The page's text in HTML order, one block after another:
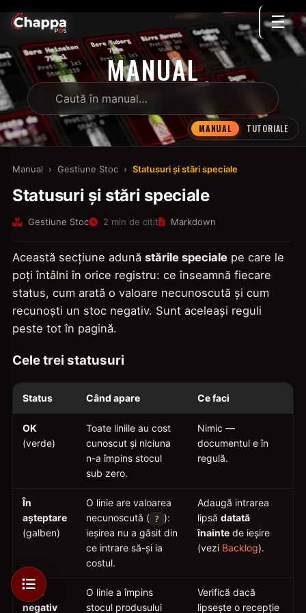
☰
MANUAL
MANUAL TUTORIALE
Manual › Gestiune Stoc › Statusuri și stări speciale
Statusuri și stări speciale
Gestiune Stoc 2 min de citit Markdown
Această secțiune adună stările speciale pe care le
poți întâlni în orice registru: ce înseamnă fiecare
status, cum arată o valoare necunoscută și cum
recunoști un stoc negativ. Sunt aceleași reguli
peste tot în pagină.
Cele trei statusuri
Status Când apare Ce faci
OK
(verde)
Toate liniile au cost
cunoscut și niciuna
n-a împins stocul
sub zero.
Nimic —
documentul e în
regulă.
În
așteptare
(galben)
O linie are valoarea
necunoscută ( ? ):
ieșirea nu a găsit din
ce intrare să-și ia
costul.
Adaugă intrarea
lipsă datată
înainte de ieșire
(vezi Backlog).
Stoc
negativ
O linie a împins
stocul produsului
Verifică dacă
lipsește o recepție